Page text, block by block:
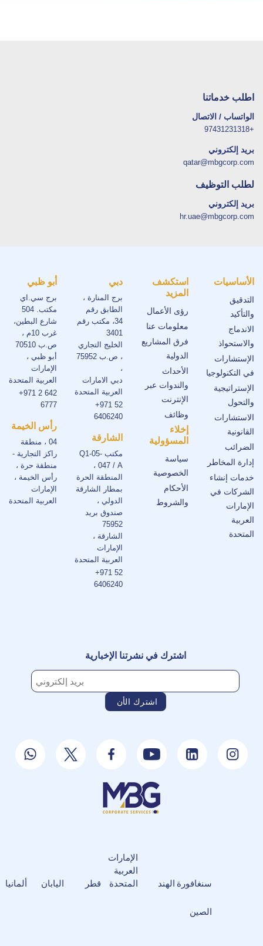
اطلب خدماتنا
الواتساب / الاتصال
+97431231318
بريد إلكتروني
qatar@mbgcorp.com
لطلب التوظيف
بريد إلكتروني
hr.uae@mbgcorp.com
الأساسيات
التدقيق
والتأكيد
الاندماج
والاستحواذ
الإستشارات
في التكنولوجيا
الإستراتيجية
والتحول
الاستشارات
القانونية
الضرائب
إدارة المخاطر
خدمات إنشاء
الشركات في
الإمارات
العربية
المتحدة
استكشف
المزيد
رؤى الأعمال
معلومات عنا
فرق المشاريع
الدولية
الأحداث
والندوات عبر
الإنترنت
وظائف
إخلاء
المسؤولية
سياسة
الخصوصية
الأحكام
والشروط
دبي
برج المنارة ،
الطابق رقم
34، مكتب رقم
3401
الخليج التجاري
، ص.ب 75952
،
دبي الامارات
العربية المتحدة
+971 52
6406240
الشارقة
مكتب Q1-05-
047 / A ،
المنطقة الحرة
بمطار الشارقة
الدولي ،
صندوق بريد
75952
الشارقة ،
الإمارات
العربية المتحدة
+971 52
6406240
أبو ظبي
برج سي.اي
مكتب. 504
شارع البطين،
غرب 10م ،
ص.ب 70510
أبو ظبي ،
الإمارات
العربية المتحدة
+971 2 642
6777
رأس الخيمة
04 ، منطقة
راكز التجارية -
منطقة حرة ،
رأس الخيمة ،
الإمارات
العربية المتحدة
اشترك في نشرتنا الإخبارية
سنغافورة الهند
الإمارات
العربية
المتحدة
قطر اليابان ألمانيا
الصين